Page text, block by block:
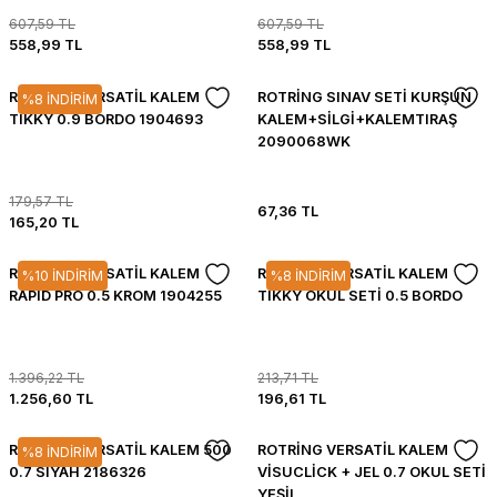
607,59 TL
558,99 TL
607,59 TL
558,99 TL
%8 İNDİRİM
ROTRİNG VERSATİL KALEM
TIKKY 0.9 BORDO 1904693
179,57 TL
165,20 TL
ROTRİNG SINAV SETİ KURŞUN
KALEM+SİLGİ+KALEMTIRAŞ
2090068WK
67,36 TL
%10 İNDİRİM
ROTRİNG VERSATİL KALEM
RAPID PRO 0.5 KROM 1904255
1.396,22 TL
1.256,60 TL
%8 İNDİRİM
ROTRİNG VERSATİL KALEM
TIKKY OKUL SETİ 0.5 BORDO
213,71 TL
196,61 TL
%8 İNDİRİM
ROTRİNG VERSATİL KALEM 500
0.7 SİYAH 2186326
ROTRİNG VERSATİL KALEM
VİSUCLİCK + JEL 0.7 OKUL SETİ